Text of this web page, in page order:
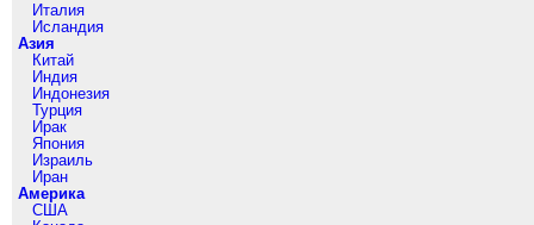
Италия
Исландия
Азия
Китай
Индия
Индонезия
Турция
Ирак
Япония
Израиль
Иран
Америка
США